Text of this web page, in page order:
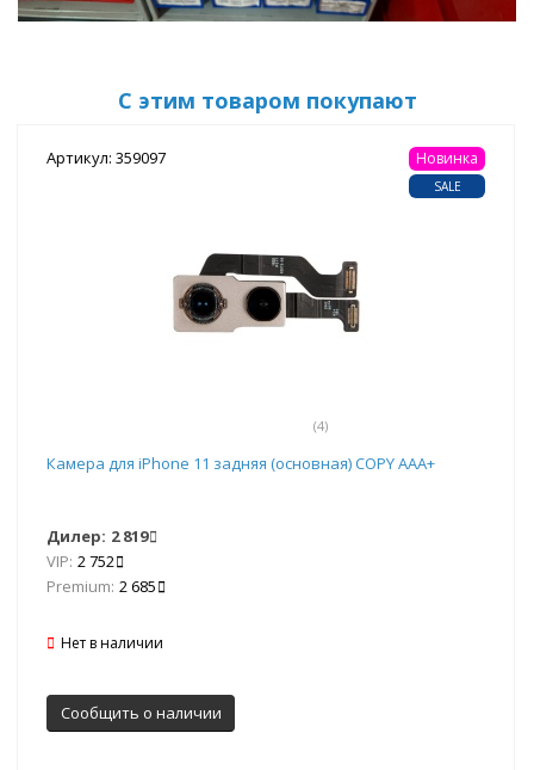
С этим товаром покупают
Артикул: 359097
(4)
Новинка
SALE
Камера для iPhone 11 задняя (основная) COPY ААА+
Дилер: 2 819
VIP: 2 752
Premium: 2 685
Нет в наличии
Сообщить о наличии